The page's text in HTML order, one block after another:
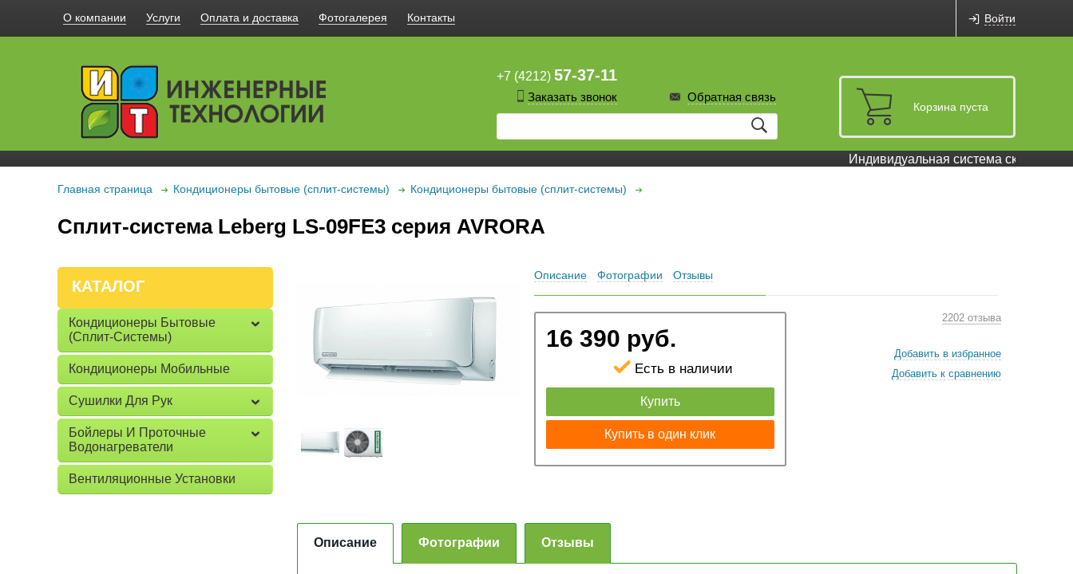
Войти
+7 (4212) 57-37-11
Заказать звонок Обратная связь
Корзина пуста
О компании Услуги Оплата и доставка Фотогалерея Контакты
Индивидуальная система скидок и
Главная страница Кондиционеры бытовые (сплит-системы) Кондиционеры бытовые (сплит-системы)
Сплит-система Leberg LS-09FE3 серия AVRORA
КАТАЛОГ
Кондиционеры Бытовые
(сплит-Системы)
Кондиционеры Мобильные
Сушилки Для Рук
Бойлеры И Проточные
Водонагреватели
Вентиляционные Установки
Описание Фотографии Отзывы
16 390 руб.
Есть в наличии
Купить
Купить в один клик
2202 отзыва
Добавить в избранное
Добавить к сравнению
Описание Фотографии Отзывы